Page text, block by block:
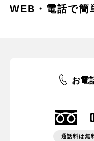
WEB・電話で簡
お電
通話料は無